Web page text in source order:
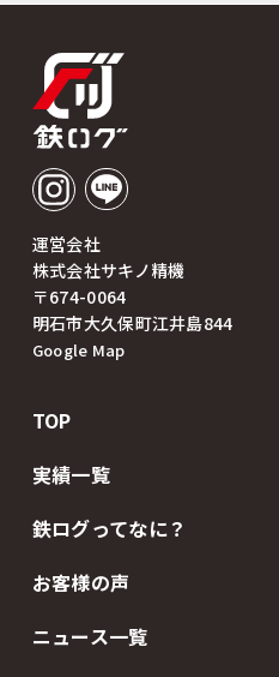
運営会社
株式会社サキノ精機
〒674-0064
明石市大久保町江井島844
Google Map
TOP
実績一覧
鉄ログってなに？
お客様の声
ニュース一覧